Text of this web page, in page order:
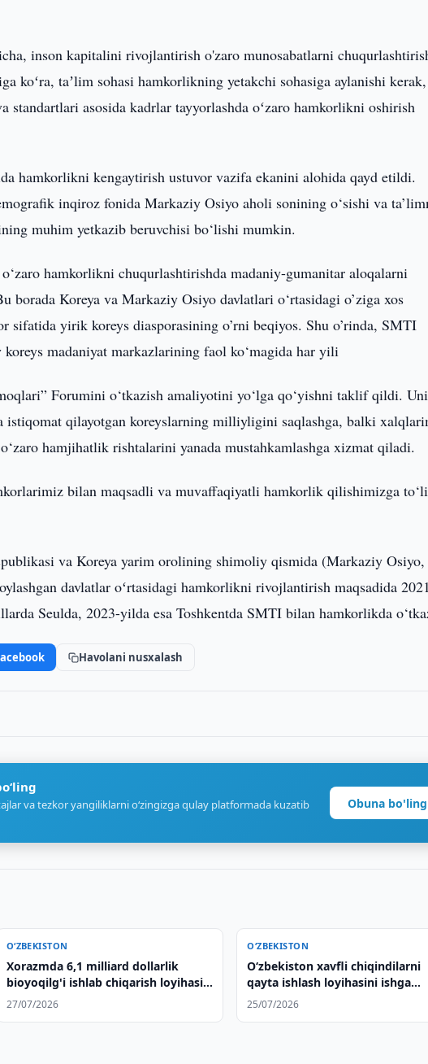
inson kapitalini rivojlantirish o'zaro munosabatlarni
koʻra, taʼlim sohasi hamkorlikning yetakchi sohasiga aylanishi
standartlari asosida kadrlar tayyorlashda oʻzaro hamkorlikni oshirish
hamkorlikni kengaytirish ustuvor vazifa ekanini alohida qayd etildi.
inqiroz fonida Markaziy Osiyo aholi sonining o‘sishi va
muhim yetkazib beruvchisi bo‘lishi mumkin.
hamkorlikni chuqurlashtirishda madaniy-gumanitar aloqalarni
borada Koreya va Markaziy Osiyo davlatlari o‘rtasidagi o’ziga xos
sifatida yirik koreys diasporasining o’rni beqiyos. Shu o’rinda, SMTI
madaniyat markazlarining faol ko‘magida har yili
Forumini o‘tkazish amaliyotini yo‘lga qo‘yishni taklif qildi.
istiqomat qilayotgan koreyslarning milliyligini saqlashga, balki
hamjihatlik rishtalarini yanada mustahkamlashga xizmat qiladi.
bilan maqsadli va muvaffaqiyatli hamkorlik qilishimizga
va Koreya yarim orolining shimoliy qismida (Markaziy Osiyo,
davlatlar oʻrtasidagi hamkorlikni rivojlantirish maqsadida
Seulda, 2023-yilda esa Toshkentda SMTI bilan hamkorlikda
Havolani nusxalash
va tezkor yangiliklarni o‘zingizga qulay platformada kuzatib
Obuna bo'ling
O‘ZBEKISTON
Xorazmda 6,1 milliard dollarlik
bioyoqilg'i ishlab chiqarish loyihasi
amalga oshirilmoqda
27/07/2026
O‘ZBEKISTON
Oʻzbekiston xavfli chiqindilarni
qayta ishlash loyihasini ishga
tushirishni muhokama qildi
25/07/2026